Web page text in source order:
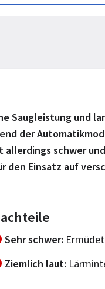
Saugleistung und
der
schwer
den Einsatz auf
Sehr schwer
Ziemlich laut